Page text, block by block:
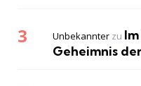
Unbekannter zu
Geheimnis